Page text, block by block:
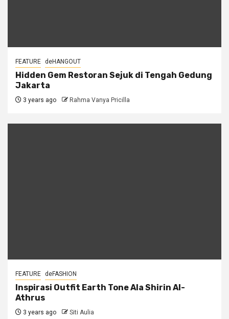
FEATURE deHANGOUT
Hidden Gem Restoran Sejuk di Tengah Gedung
Jakarta
3 years ago Rahma Vanya Pricilla
FEATURE deFASHION
Inspirasi Outfit Earth Tone Ala Shirin Al-
Athrus
3 years ago Siti Aulia